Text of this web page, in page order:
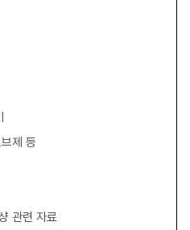
제 등
관련 자료